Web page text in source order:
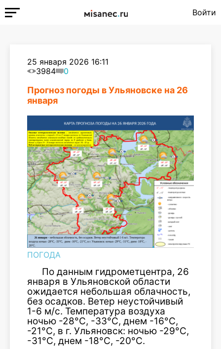
Войти
25 января 2026 16:11
3984
0
Прогноз погоды в Ульяновске на 26
января
ПОГОДА
По данным гидрометцентра, 26
января в Ульяновской области
ожидается небольшая облачность,
без осадков. Ветер неустойчивый
1-6 м/с. Температура воздуха
ночью -28°С, -33°С, днем -16°С,
-21°С, в г. Ульяновск: ночью -29°С,
-31°С, днем -18°С, -20°С.